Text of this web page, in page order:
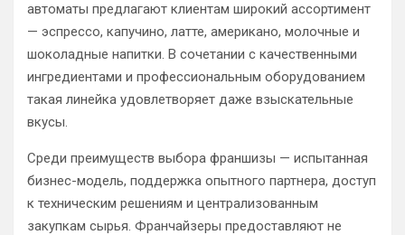
автоматы предлагают клиентам широкий ассортимент
— эспрессо, капучино, латте, американо, молочные и
шоколадные напитки. В сочетании с качественными
ингредиентами и профессиональным оборудованием
такая линейка удовлетворяет даже взыскательные
вкусы.
Среди преимуществ выбора франшизы — испытанная
бизнес-модель, поддержка опытного партнера, доступ
к техническим решениям и централизованным
закупкам сырья. Франчайзеры предоставляют не